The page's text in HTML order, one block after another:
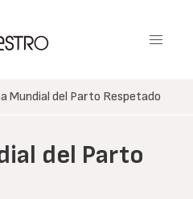
Mundial del Parto Respetado
del Parto